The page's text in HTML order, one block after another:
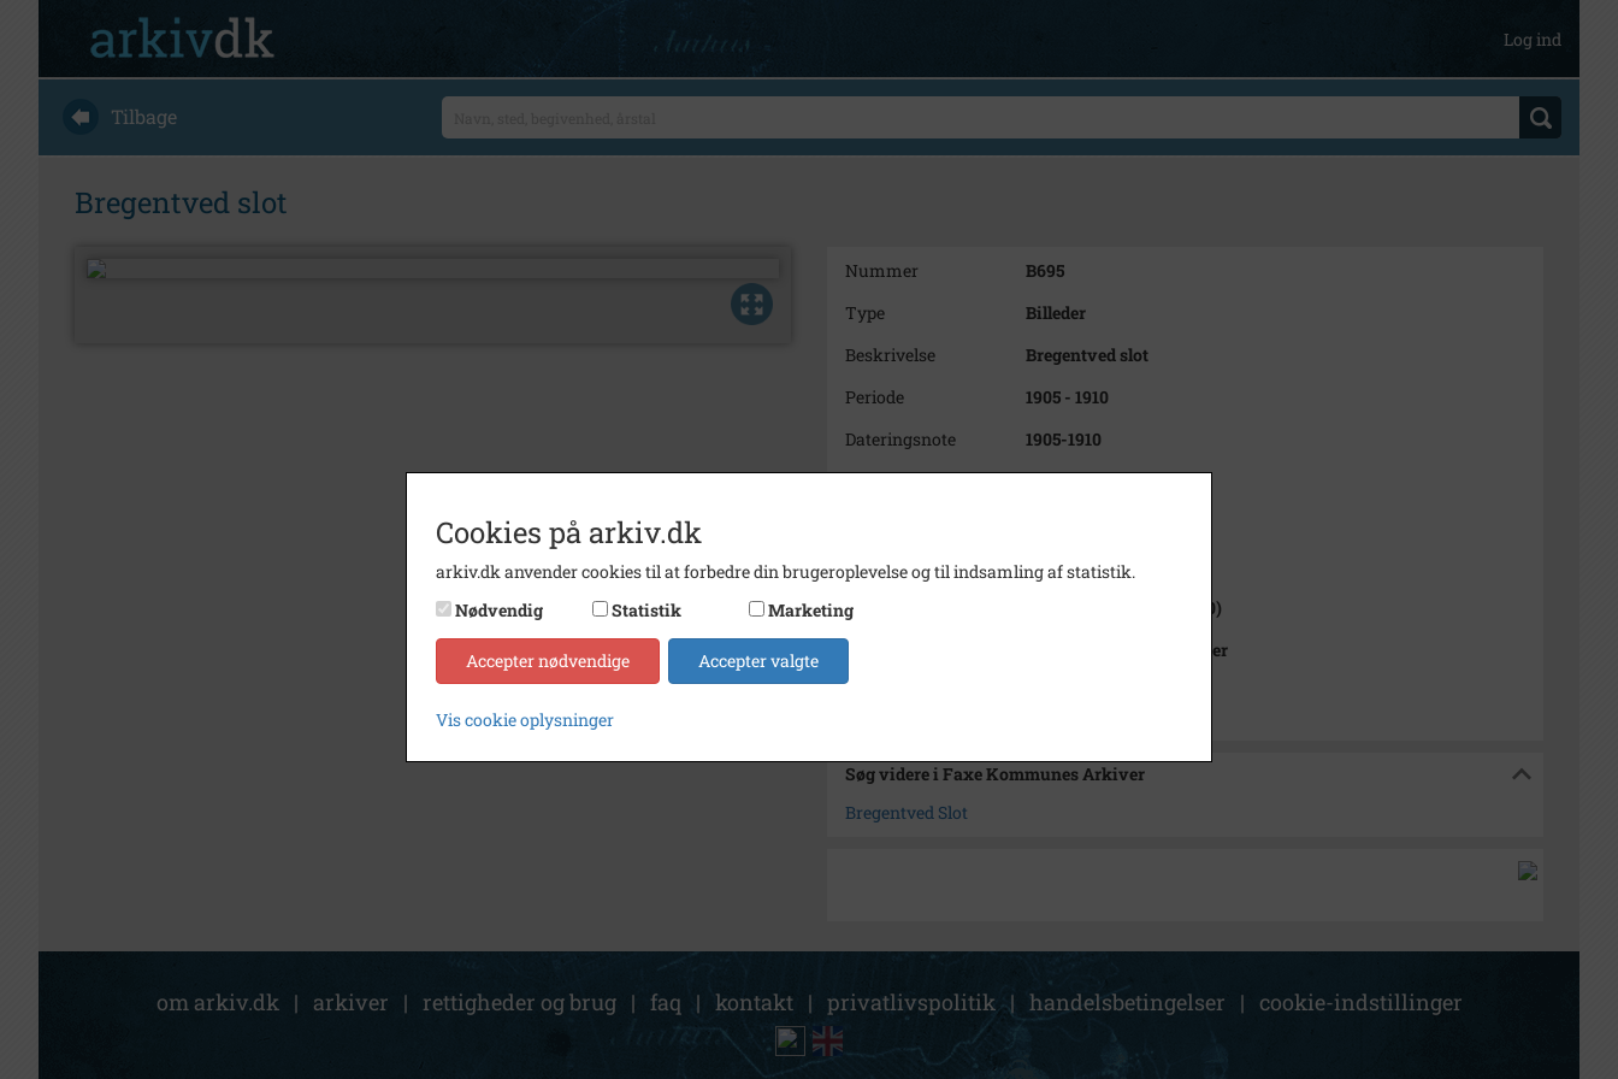
Log ind
Tilbage
Bregentved slot
Nummer
B695
Type
Billeder
Beskrivelse
Bregentved slot
Periode
1905 - 1910
Dateringsnote
1905-1910
Fotograf
Ukendt
Type
Sogn (1000-2050)
Enhed
Haslev Sogn (1000-2050)
Arkiv
Faxe Kommunes Arkiver
Søg videre i Faxe Kommunes Arkiver
Bregentved Slot
om arkiv.dk | arkiver | rettigheder og brug | faq | kontakt | privatlivspolitik | handelsbetingelser | cookie-indstillinger
Cookies på arkiv.dk
arkiv.dk anvender cookies til at forbedre din brugeroplevelse og til indsamling af statistik.
Nødvendig
Statistik Marketing
Accepter nødvendige Accepter valgte
Vis cookie oplysninger